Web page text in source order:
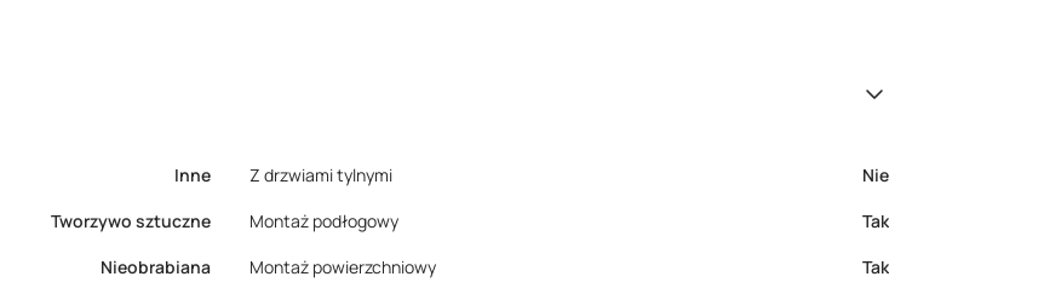
Inne Z drzwiami tylnymi
Nie
Tworzywo sztuczne Montaż podłogowy
Tak
Nieobrabiana Montaż powierzchniowy
Tak